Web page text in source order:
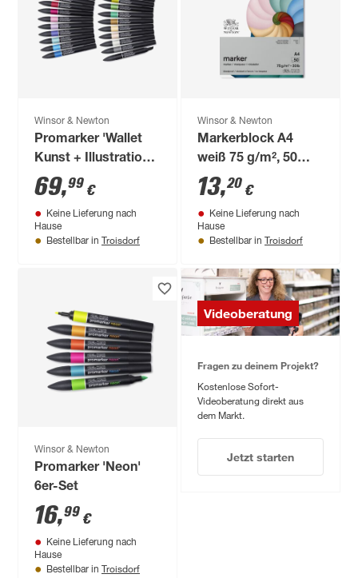
Winsor & Newton
Promarker 'Wallet
Kunst + Illustration'
24er-Set
69,99 €
Keine Lieferung nach
Hause
Bestellbar in Troisdorf
Winsor & Newton
Markerblock A4
weiß 75 g/m², 50
Blatt
13,20 €
Keine Lieferung nach
Hause
Bestellbar in Troisdorf
Winsor & Newton
Promarker 'Neon'
6er-Set
16,99 €
Keine Lieferung nach
Hause
Bestellbar in Troisdorf
Videoberatung
Fragen zu deinem Projekt?
Kostenlose Sofort-
Videoberatung direkt aus
dem Markt.
Jetzt starten